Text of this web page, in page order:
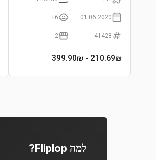
01.06.2020
6+
41428
2
210.69₪
- 399.90₪
למה Fliplop?